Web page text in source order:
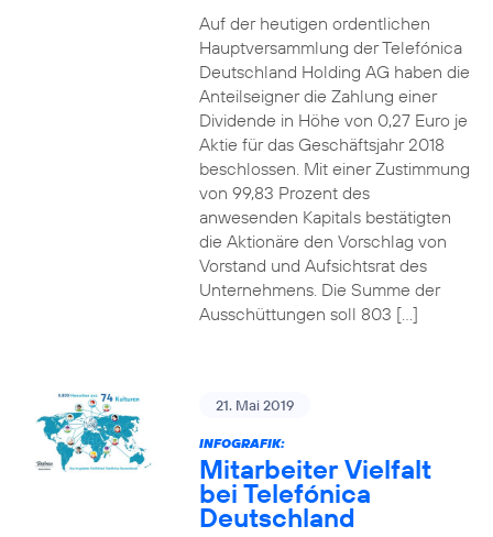
Auf der heutigen ordentlichen
Hauptversammlung der Telefónica
Deutschland Holding AG haben die
Anteilseigner die Zahlung einer
Dividende in Höhe von 0,27 Euro je
Aktie für das Geschäftsjahr 2018
beschlossen. Mit einer Zustimmung
von 99,83 Prozent des
anwesenden Kapitals bestätigten
die Aktionäre den Vorschlag von
Vorstand und Aufsichtsrat des
Unternehmens. Die Summe der
Ausschüttungen soll 803 […]
21. Mai 2019
INFOGRAFIK:
Mitarbeiter Vielfalt
bei Telefónica
Deutschland